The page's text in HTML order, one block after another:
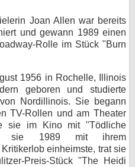
Joan Allen war bereits
und gewann 1989 einen
Rolle im Stück "Burn
1956 in Rochelle, Illinois
geboren und studierte
Nordillinois. Sie begann
TV-Rollen und am Theater
sie im Kino mit "Tödliche
sie 1989 mit ihrem
einheimste, trat sie
Preis-Stück "The Heidi
X
Facebook